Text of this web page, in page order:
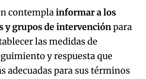
contemplainformar a los
y grupos de intervenciónpara
las medidas de
y respuesta que
adecuadas para sus términos